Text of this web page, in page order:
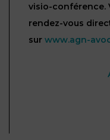
visio-conférence.
rendez-vous
sur www.agn-